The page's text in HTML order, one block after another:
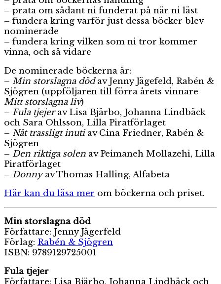
– prata om sådant ni funderat på när ni läst
– fundera kring varför just dessa böcker blev
nominerade
– fundera kring vilken som ni tror kommer
vinna, och så vidare
De nominerade böckerna är:
– Min storslagna dödav Jenny Jägefeld, Rabén &
Sjögren (uppföljaren till förra årets vinnare
Mitt storslagna liv)
– Fula tjejerav Lisa Bjärbo, Johanna Lindbäck
och Sara Ohlsson, Lilla Piratförlaget
– Nåt trassligt inutiav Cina Friedner, Rabén &
Sjögren
– Den riktiga solen av Peimaneh Mollazehi, Lilla
Piratförlaget
– Donnyav Thomas Halling, Alfabeta
Här kan du läsa mer om böckerna och priset.
Min storslagna död
Författare: Jenny Jägerfeld
Förlag: Rabén & Sjögren
ISBN: 9789129725001
Fula tjejer